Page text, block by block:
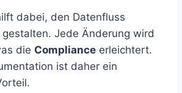
dabei, den Datenfluss
Jede Änderung wird
die Compliance erleichtert.
ist daher ein